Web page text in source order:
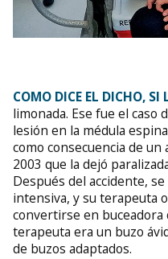
COMO DICE EL DICHO,
limonada. Ese fue el caso
lesión en la médula
como consecuencia de
2003 que la dejó
Después del accidente,
intensiva, y su terapeuta
convertirse en buceadora
terapeuta era un buzo
de buzos adaptados.